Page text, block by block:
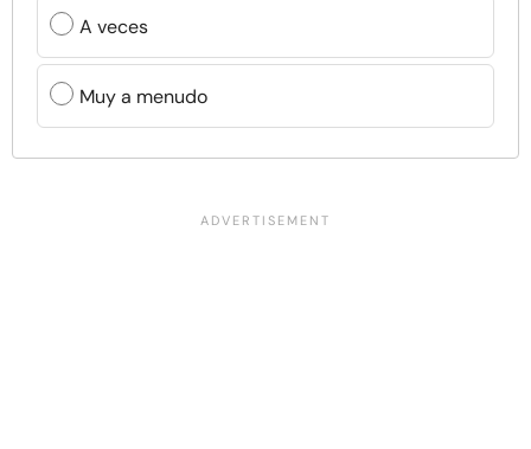
A veces
Muy a menudo